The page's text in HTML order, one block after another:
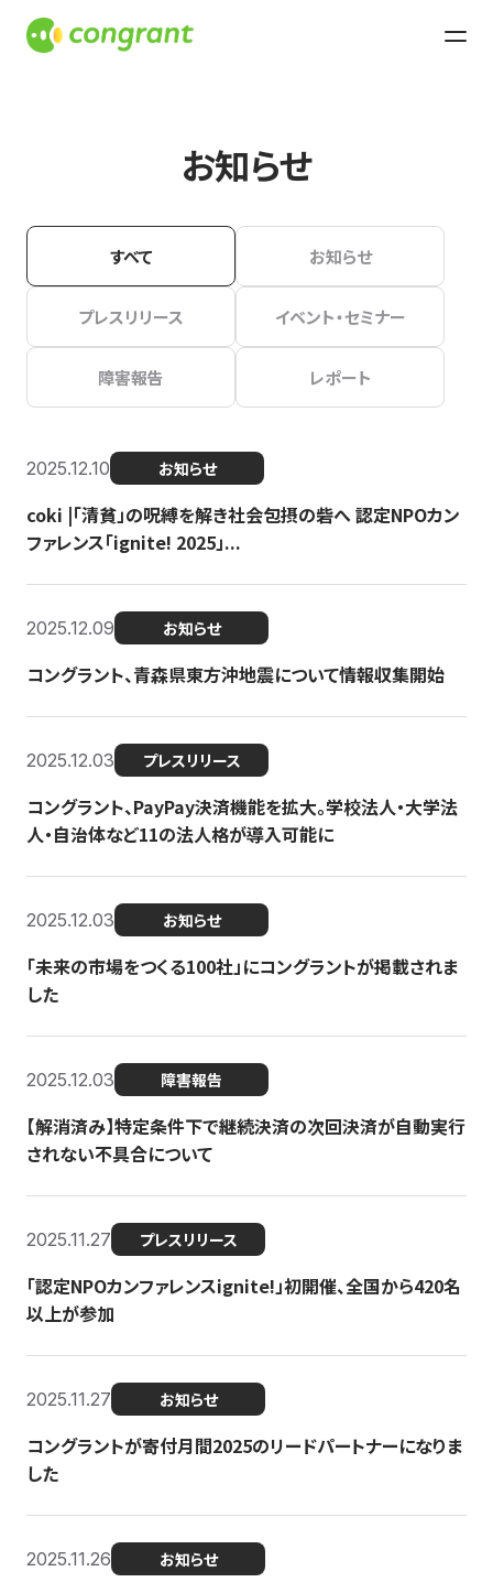
お知らせ
すべて お知らせ
プレスリリース イベント・セミナー
障害報告 レポート
2025.12.10 お知らせ
coki |「清貧」の呪縛を解き社会包摂の砦へ 認定NPOカン
ファレンス「ignite! 2025」...
2025.12.09 お知らせ
コングラント、青森県東方沖地震について情報収集開始
2025.12.03 プレスリリース
コングラント、PayPay決済機能を拡大。学校法人・大学法
人・自治体など11の法人格が導入可能に
2025.12.03 お知らせ
「未来の市場をつくる100社」にコングラントが掲載されま
した
2025.12.03 障害報告
【解消済み】特定条件下で継続決済の次回決済が自動実行
されない不具合について
2025.11.27 プレスリリース
「認定NPOカンファレンスignite!」初開催、全国から420名
以上が参加
2025.11.27 お知らせ
コングラントが寄付月間2025のリードパートナーになりま
した
2025.11.26 お知らせ